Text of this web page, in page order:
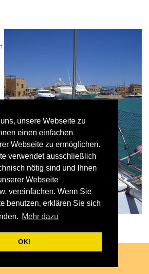
unsere Webseite zu
einen einfachen
Webseite zu ermöglichen.
verwendet ausschließlich
nötig sind und Ihnen
Webseite
vereinfachen. Wenn Sie
benutzen, erklären Sie sich
Mehr dazu
OK!